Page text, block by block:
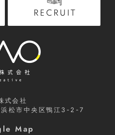
RECRUIT
式会社
浜松市中央区鴨江3-2-7
Map